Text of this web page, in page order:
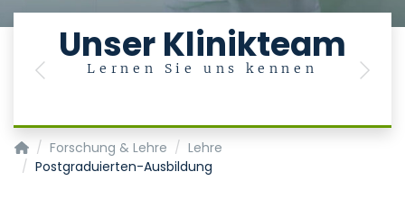
Unser Klinikteam
Lernen Sie uns kennen
Previous Next
Klinik für Zahnärztliche Prothetik und Biomaterialien,
Forschung & Lehre
Lehre
Postgraduierten-Ausbildung